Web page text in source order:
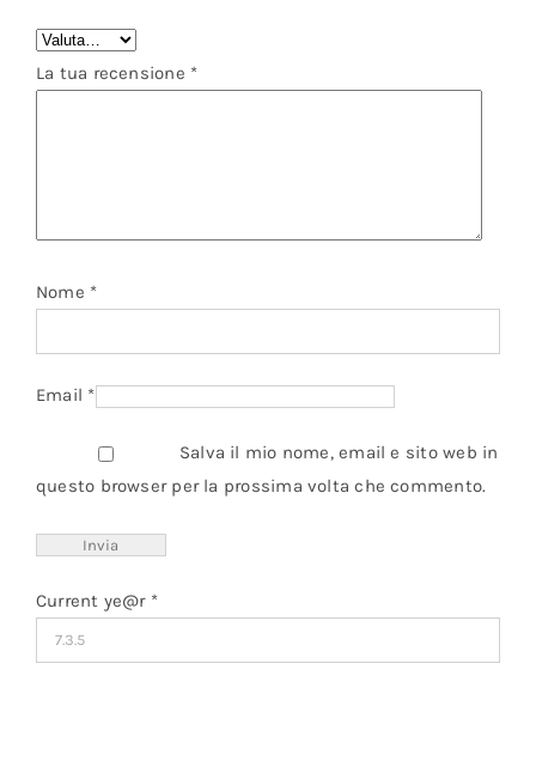
La tua recensione *
Nome *
Email *
Salva il mio nome, email e sito web in
questo browser per la prossima volta che commento.
Current ye@r *